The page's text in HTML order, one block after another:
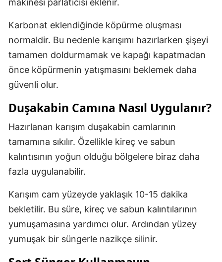
makinesi parlatıcısı eklenir.
Karbonat eklendiğinde köpürme oluşması
normaldir. Bu nedenle karışımı hazırlarken şişeyi
tamamen doldurmamak ve kapağı kapatmadan
önce köpürmenin yatışmasını beklemek daha
güvenli olur.
Duşakabin Camına Nasıl Uygulanır?
Hazırlanan karışım duşakabin camlarının
tamamına sıkılır. Özellikle kireç ve sabun
kalıntısının yoğun olduğu bölgelere biraz daha
fazla uygulanabilir.
Karışım cam yüzeyde yaklaşık 10-15 dakika
bekletilir. Bu süre, kireç ve sabun kalıntılarının
yumuşamasına yardımcı olur. Ardından yüzey
yumuşak bir süngerle nazikçe silinir.